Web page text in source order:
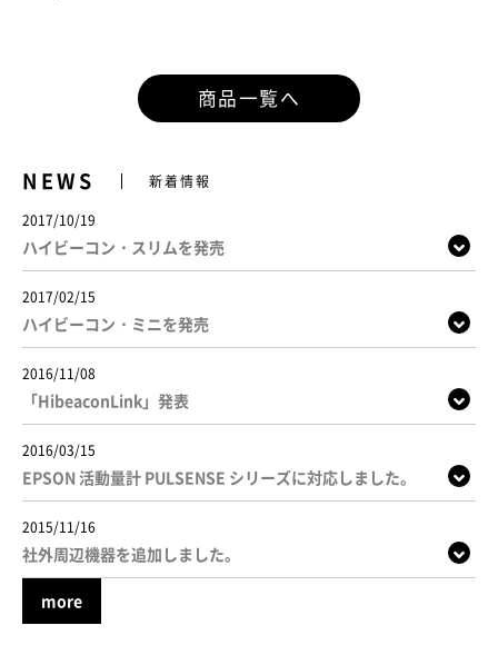
商品一覧へ
NEWS 新着情報
2017/10/19
ハイビーコン・スリムを発売
2017/02/15
ハイビーコン・ミニを発売
2016/11/08
「HibeaconLink」発表
2016/03/15
EPSON 活動量計 PULSENSE シリーズに対応しました。
2015/11/16
社外周辺機器を追加しました。
more